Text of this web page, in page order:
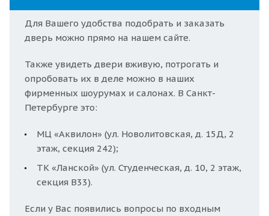
Для Вашего удобства подобрать и заказать
дверь можно прямо на нашем сайте.
Также увидеть двери вживую, потрогать и
опробовать их в деле можно в наших
фирменных шоурумах и салонах. В Санкт-
Петербурге это:
МЦ «Аквилон» (ул. Новолитовская, д. 15Д, 2
этаж, секция 242);
ТК «Ланской» (ул. Студенческая, д. 10, 2 этаж,
секция В33).
Если у Вас появились вопросы по входным